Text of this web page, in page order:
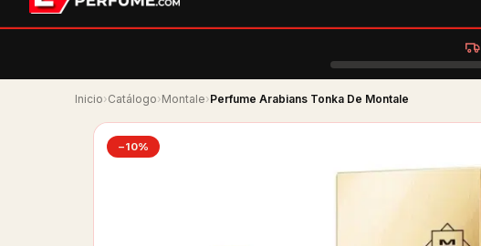
Inicio›Catálogo›Montale›Perfume Arabians Tonka De Montale
−10%